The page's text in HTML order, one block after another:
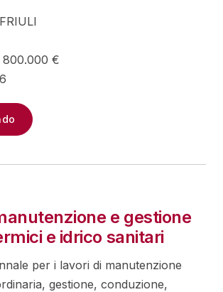
800.000 €
e gestione
e idrico sanitari
per i lavori di manutenzione
gestione, conduzione,